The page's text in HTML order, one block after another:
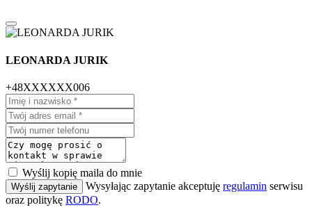
LEONARDA JURIK
+48XXXXXX006
Wyślij kopię maila do mnie
Wyślij zapytanie Wysyłając zapytanie akceptuję regulamin serwisu
oraz politykę RODO.